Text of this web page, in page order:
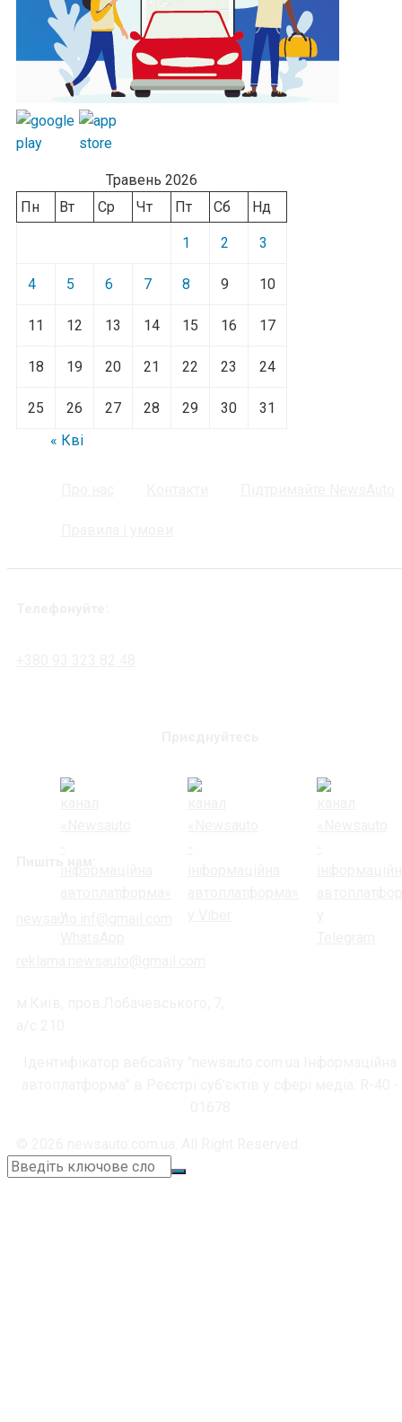
Травень 2026
Пн
Вт Ср Чт Пт Сб Нд
1 2 3
4 5 6 7 8 9 10
11 12 13 14 15 16 17
18 19 20 21 22 23 24
25 26 27 28 29 30
31
« Кві